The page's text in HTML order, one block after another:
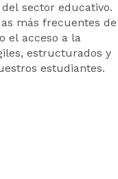
sector educativo.
más frecuentes de
el acceso a la
estructurados y
estudiantes.